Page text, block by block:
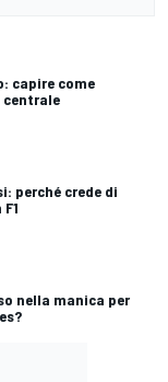
capire come
centrale
perché crede di
nella manica per